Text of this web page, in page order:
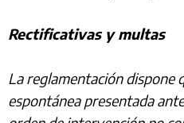
Rectificativas y multas
La reglamentación dispone
espontánea presentada